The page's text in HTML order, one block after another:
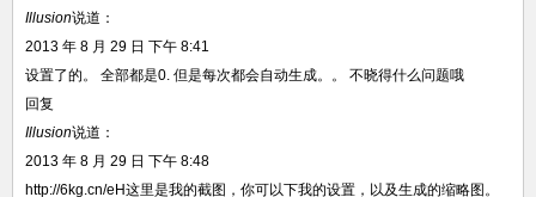
Illusion说道：
2013 年 8 月 29 日 下午 8:41
设置了的。 全部都是0. 但是每次都会自动生成。。 不晓得什么问题哦
回复
Illusion说道：
2013 年 8 月 29 日 下午 8:48
http://6kg.cn/eH这里是我的截图，你可以下我的设置，以及生成的缩略图。